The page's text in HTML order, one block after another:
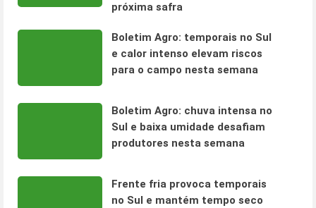
próxima safra
Boletim Agro: temporais no Sul
e calor intenso elevam riscos
para o campo nesta semana
Boletim Agro: chuva intensa no
Sul e baixa umidade desafiam
produtores nesta semana
Frente fria provoca temporais
no Sul e mantém tempo seco